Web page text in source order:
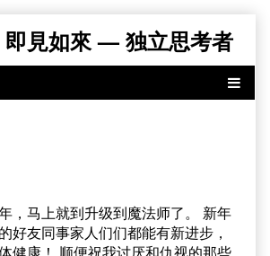
即見如來 — 独立思考者
，马上就到升级到魔法师了。 新年
好友同事家人们们都能有新进步，